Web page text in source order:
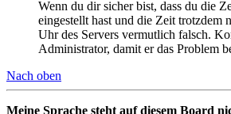
Wenn du dir sicher bist, dass du die
eingestellt hast und die Zeit trotzdem
Uhr des Servers vermutlich falsch.
Administrator, damit er das Problem
Nach oben
Meine Sprache steht auf diesem Board